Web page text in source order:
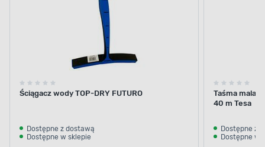
Ściągacz wody TOP-DRY FUTURO
Dostępne z dostawą
Dostępne w sklepie
Taśma
40 m Tesa
Dostępne z
Dostępne w